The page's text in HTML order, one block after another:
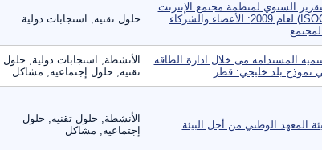
السنوي لمنظمة مجتمع الإنترنت
(ISOC) لعام 2009: الأعضاء والشركاء
حلول تقنيه, استجابات دولية
المستدامه مى خلال ادارة الطاقه
نموذج بلد خليجي: قطر
الأنشطة, استجابات دولية, حلول
تقنيه, حلول إجتماعيه, مشاكل
المعهد الوطني من أجل البيئة
الأنشطة, حلول تقنيه, حلول
إجتماعيه, مشاكل